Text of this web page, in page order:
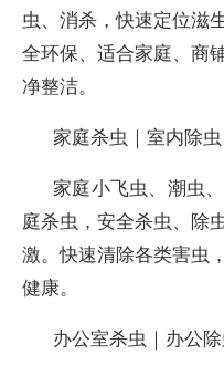
虫、消杀，快速定位滋
全环保、适合家庭、商
净整洁。
家庭杀虫｜室内除
家庭小飞虫、潮虫
庭杀虫，安全杀虫、除
激。快速清除各类害虫
健康。
办公室杀虫｜办公